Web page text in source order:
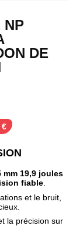
NP
DE
€
mm 19,9 joules
fiable.
et le bruit,
la précision sur